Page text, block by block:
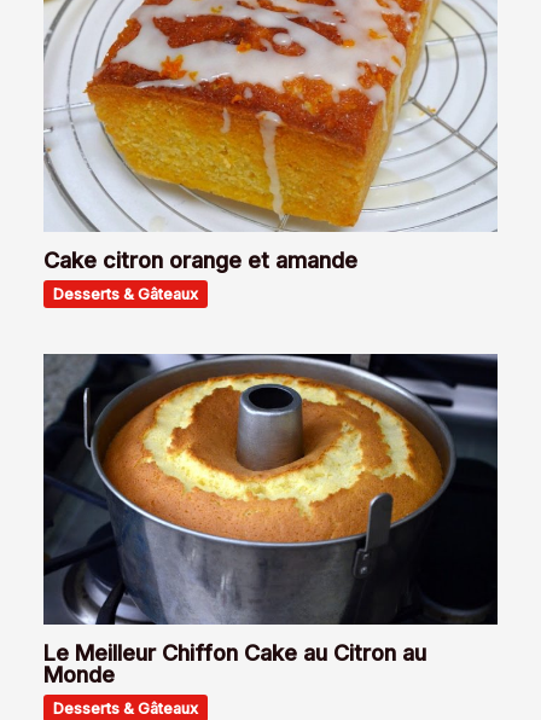
Cake citron orange et amande
Desserts & Gâteaux
Le Meilleur Chiffon Cake au Citron au
Monde
Desserts & Gâteaux